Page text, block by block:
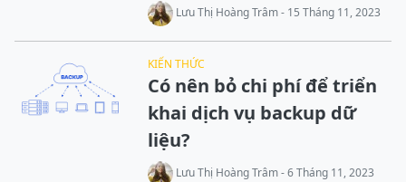
Lưu Thị Hoàng Trâm - 15 Tháng 11, 2023
KIẾN THỨC
Có nên bỏ chi phí để triển
khai dịch vụ backup dữ
liệu?
Lưu Thị Hoàng Trâm - 6 Tháng 11, 2023